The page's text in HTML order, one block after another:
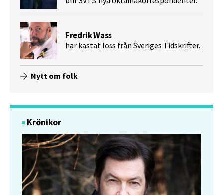
Fredrik Wass
har kastat loss från Sveriges Tidskrifter.
Nytt om folk
Krönikor